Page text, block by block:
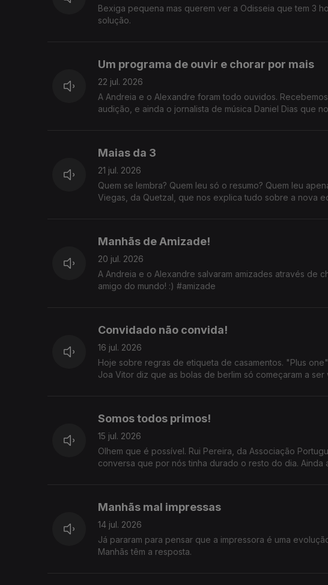
Bexiga pequena mas querem ver a Odisseia que tem 3
solução.
Um programa de ouvir e chorar por mais
22 jul. 2026
A Andreia e o Alexandre foram todo ouvidos.
audição, e ainda o jornalista de música Daniel Dias que
Maias da 3
21 jul. 2026
Quem se lembra? Quem leu só o resumo? Quem leu
Viegas, da Quetzal, que nos explica tudo sobre a nova
Manhãs de Amizade!
20 jul. 2026
A Andreia e o Alexandre salvaram amizades através de
amigo do mundo! :) #amizade
Convidado não convida!
16 jul. 2026
Hoje sobre regras de etiqueta de casamentos. "Plus
Joa Vitor diz que as bolas de berlim só começaram a ser
Somos todos primos!
15 jul. 2026
Olhem que é possível. Rui Pereira, da Associação
conversa que por nós tinha durado o resto do dia.
Manhãs mal impressas
14 jul. 2026
Já pararam para pensar que a impressora é uma
Manhãs têm a resposta.